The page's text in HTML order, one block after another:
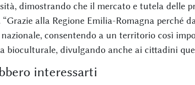
dimostrando che il mercato e tutela delle
“Grazie alla Regione Emilia-Romagna perché
nazionale, consentendo a un territorio così
bioculturale, divulgando anche ai cittadini
interessarti